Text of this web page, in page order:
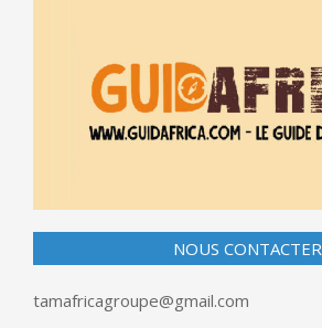
NOUS CONTACTER
tamafricagroupe@gmail.com